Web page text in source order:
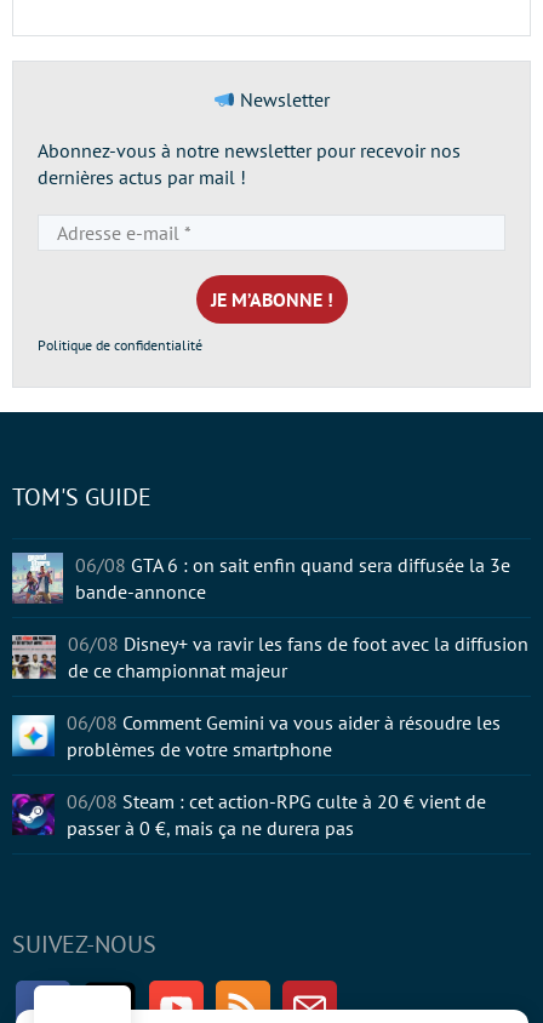
Newsletter
Abonnez-vous à notre newsletter pour recevoir nos
dernières actus par mail !
e-
mail
*
Politique de confidentialité
SUIVEZ-NOUS
FacebookTwitter Youtube RSS Newsletter
TOM'S GUIDE
06/08 GTA 6 : on sait enfin quand sera diffusée la 3e
bande-annonce
06/08 Disney+ va ravir les fans de foot avec la diffusion
de ce championnat majeur
06/08 Comment Gemini va vous aider à résoudre les
problèmes de votre smartphone
06/08 Steam : cet action-RPG culte à 20 € vient de
passer à 0 €, mais ça ne durera pas